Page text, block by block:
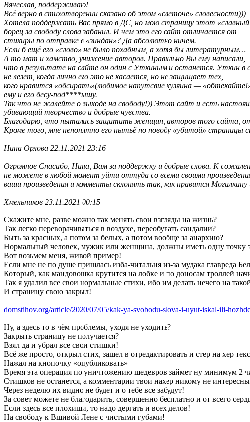
Вячеслав, поддерживаю!
Всё верно в стихотворении сказано об этом «светоче» словесности)))
Хотела поддержать Вас прямо в ДС, но мою страницу этот
борец за свободу слова забанил. И чем это его сайт отличается от
стихиры по отправке в «зиндан»? Да абсолютно ничем.
Если б ещё его «слово» не было похабным, а хотя бы литературным…
А то мат и хамство, унижение авторов. Правильно Вы ему написали,
что в результате на сайте он один с Уткиным и останется. Уткин в
не лезет, когда лично его это не касается, но не защищает тех,
кого нравится «обсирать»(любимое напутсвие хузяина —
ему и его бесу-под****ышу.
Так что не жалейте о выходе на свободу!)) Этот сайт и есть
убивающий творчество и добрые чувства.
Благодарю, что пытались защитить женщин, авторов того сайта,
Кроме того, мне непонятно его нытьё по поводу «убитой» страницы
Нина Орлова 22.11.2021 23:16
Огромное Спасибо, Нина, Вам за поддержку и добрые слова. К
не можете в любой момент уйти оттуда со всеми своими
ваши произведения и комменты склонять так, как нравится
Хмельников 23.11.2021 00:15
Скажите мне, разве можно так менять свои взгляды на жизнь?
Так легко переворачиваться в воздухе, переобувать сандалии?
Быть за красных, а потом за белых, а потом вообще за анархию?
Нормальный человек, мужик или женщина, должны иметь одну точку
Вот возьмем меня, живой пример!
Если мне не по душе пришлась изба-читальня из-за мудака главреда
Который, как мандовошка крутится на лобке и по доносам троллей
Так я удалил все свои нормальные стихи, ибо им делать нечего на
И страницу свою закрыл!
domstihov.org/article/2020/07/05/kak-ya-svobodu-slova-i-uyut-iskal-ili-
Ну, а здесь то в чём проблемы, уходя не уходить?
Закрыть страницу не получается?
Взял да и убрал все свои стишки!
Всё же просто, открыл стих, зашел в отредактировать и стер на хер
Нажал на кнопочку «опубликовать»
Время эта операция по уничтожению шедевров займет ну минимум 2
Стишков не останется, а комментарии твои нахер никому не интересны
Через неделю их видно не будет и о тебе все забудут!
За совет можете не благодарить, совершенно бесплатно и от всего
Если здесь все плохиши, то надо дергать и всех делов!
На свободу к Вшивой Лене с чистыми губами!